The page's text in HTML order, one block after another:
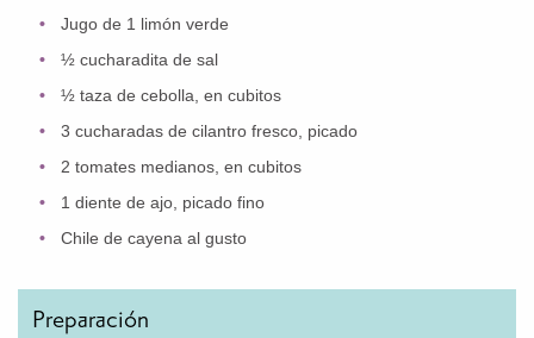
Jugo de 1 limón verde
½ cucharadita de sal
½ taza de cebolla, en cubitos
3 cucharadas de cilantro fresco, picado
2 tomates medianos, en cubitos
1 diente de ajo, picado fino
Chile de cayena al gusto
Preparación